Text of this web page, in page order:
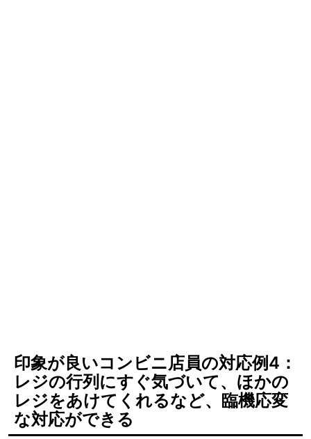
印象が良いコンビニ店員の対応例4：
レジの行列にすぐ気づいて、ほかの
レジをあけてくれるなど、臨機応変
な対応ができる